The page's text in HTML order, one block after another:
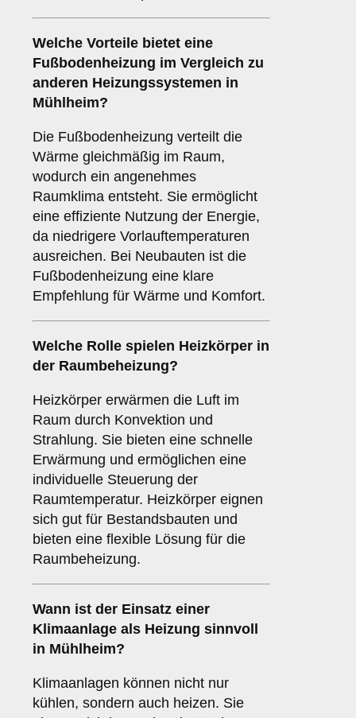
Welche Vorteile bietet eine
Fußbodenheizung im Vergleich zu
anderen Heizungssystemen in
Mühlheim?
Die Fußbodenheizung verteilt die
Wärme gleichmäßig im Raum,
wodurch ein angenehmes
Raumklima entsteht. Sie ermöglicht
eine effiziente Nutzung der Energie,
da niedrigere Vorlauftemperaturen
ausreichen. Bei Neubauten ist die
Fußbodenheizung eine klare
Empfehlung für Wärme und Komfort.
Welche Rolle spielen Heizkörper in
der Raumbeheizung?
Heizkörper erwärmen die Luft im
Raum durch Konvektion und
Strahlung. Sie bieten eine schnelle
Erwärmung und ermöglichen eine
individuelle Steuerung der
Raumtemperatur. Heizkörper eignen
sich gut für Bestandsbauten und
bieten eine flexible Lösung für die
Raumbeheizung.
Wann ist der Einsatz einer
Klimaanlage als Heizung sinnvoll
in Mühlheim?
Klimaanlagen können nicht nur
kühlen, sondern auch heizen. Sie